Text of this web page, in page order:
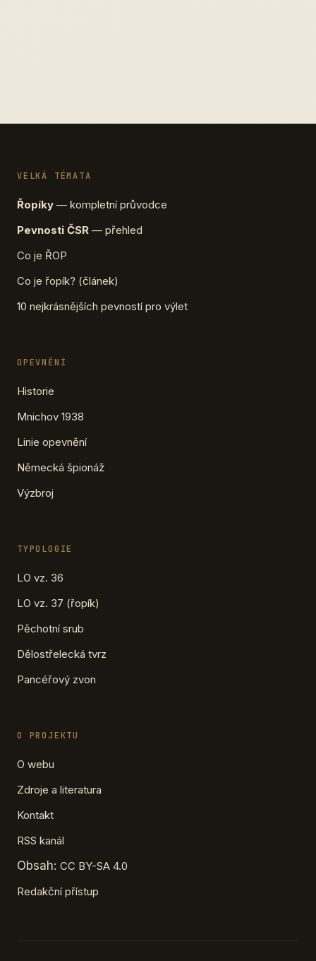
VELKÁ TÉMATA
Řopíky — kompletní průvodce
Pevnosti ČSR — přehled
Co je ŘOP
Co je řopík? (článek)
10 nejkrásnějších pevností pro výlet
OPEVNĚNÍ
Historie
Mnichov 1938
Linie opevnění
Německá špionáž
Výzbroj
TYPOLOGIE
LO vz. 36
LO vz. 37 (řopík)
Pěchotní srub
Dělostřelecká tvrz
Pancéřový zvon
O PROJEKTU
O webu
Zdroje a literatura
Kontakt
RSS kanál
Obsah: CC BY-SA 4.0
Redakční přístup